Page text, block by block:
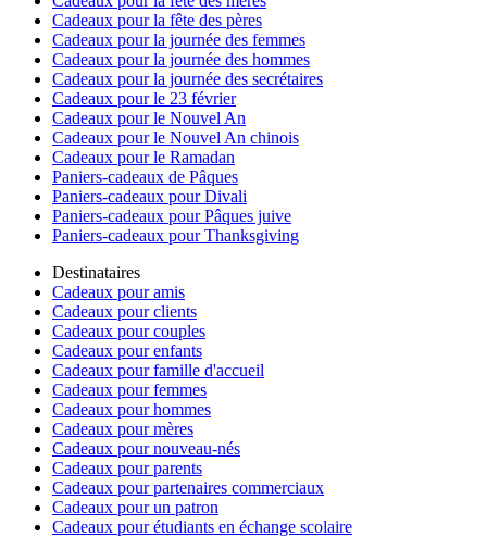
Cadeaux pour la fête des pères
Cadeaux pour la journée des femmes
Cadeaux pour la journée des hommes
Cadeaux pour la journée des secrétaires
Cadeaux pour le 23 février
Cadeaux pour le Nouvel An
Cadeaux pour le Nouvel An chinois
Cadeaux pour le Ramadan
Paniers-cadeaux de Pâques
Paniers-cadeaux pour Divali
Paniers-cadeaux pour Pâques juive
Paniers-cadeaux pour Thanksgiving
Destinataires
Cadeaux pour amis
Cadeaux pour clients
Cadeaux pour couples
Cadeaux pour enfants
Cadeaux pour famille d'accueil
Cadeaux pour femmes
Cadeaux pour hommes
Cadeaux pour mères
Cadeaux pour nouveau-nés
Cadeaux pour parents
Cadeaux pour partenaires commerciaux
Cadeaux pour un patron
Cadeaux pour étudiants en échange scolaire